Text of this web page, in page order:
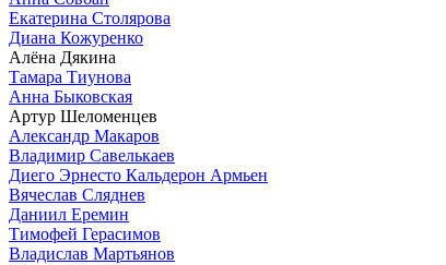
Екатерина Столярова
Диана Кожуренко
Алёна Дякина
Тамара Тиунова
Анна Быковская
Артур Шеломенцев
Александр Макаров
Владимир Савелькаев
Диего Эрнесто Кальдерон Армьен
Вячеслав Сляднев
Даниил Еремин
Тимофей Герасимов
Владислав Мартьянов